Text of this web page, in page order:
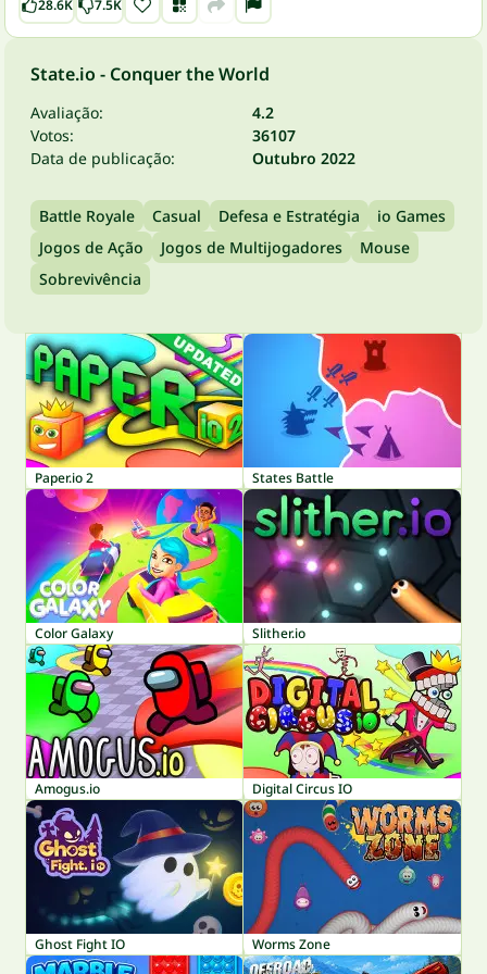
28.6K 7.5K
State.io - Conquer the World
Avaliação:
4.2
Votos:
36107
Data de publicação:
Outubro 2022
Battle Royale Casual Defesa e Estratégia
io Games
Jogos de Ação
Jogos de Multijogadores
Mouse
Sobrevivência
Paper.io 2 States Battle
Color Galaxy Slither.io
Amogus.io Digital Circus IO
Ghost Fight IO Worms Zone